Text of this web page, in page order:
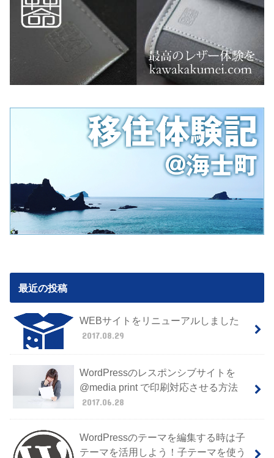
最近の投稿
WEBサイトをリニューアルしました
2017.08.29
WordPressのレスポンシブサイトを
@media print で印刷対応させる方法
2017.06.28
WordPressのテーマを編集する時は子
テーマを活用しよう！子テーマを使う